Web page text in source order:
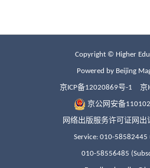
Copyright © Higher
Powered by Beijing
京ICP备12020869号-1 京
京公网安备
网络出版服务许可证网出
Service: 010-58582445
010-58556485